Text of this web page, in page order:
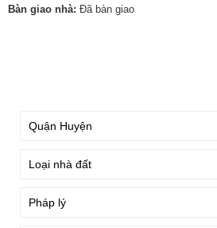
Bàn giao nhà: Đã bàn giao